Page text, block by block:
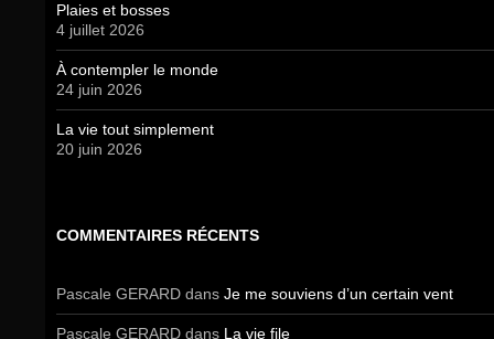
Plaies et bosses
4 juillet 2026
À contempler le monde
24 juin 2026
La vie tout simplement
20 juin 2026
COMMENTAIRES RÉCENTS
Pascale GERARD dans Je me souviens d’un certain vent
Pascale GERARD dans La vie file